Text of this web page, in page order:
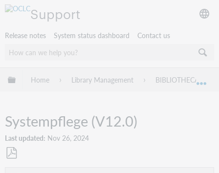
Support
Release notes System status dashboard Contact us
Expand/collapse global hierarchy
Home Library Management BIBLIOTHECA
Systempflege (V12.0)
Last updated Nov 26, 2024